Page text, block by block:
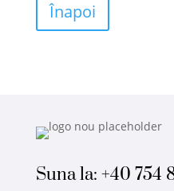
Înapoi
Suna la: +40 754